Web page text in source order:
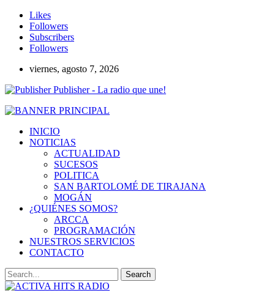
Likes
Followers
Subscribers
Followers
viernes, agosto 7, 2026
Publisher - La radio que une!
INICIO
NOTICIAS
ACTUALIDAD
SUCESOS
POLITICA
SAN BARTOLOMÉ DE TIRAJANA
MOGÁN
¿QUIÉNES SOMOS?
ARCCA
PROGRAMACIÓN
NUESTROS SERVICIOS
CONTACTO